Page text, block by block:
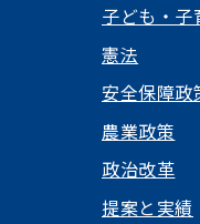
子ども・子
憲法
安全保障政
農業政策
政治改革
提案と実績